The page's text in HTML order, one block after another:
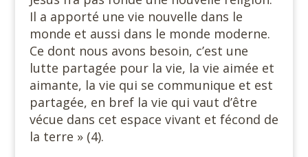
Il a apporté une vie nouvelle dans le
monde et aussi dans le monde moderne.
Ce dont nous avons besoin, c’est une
lutte partagée pour la vie, la vie aimée et
aimante, la vie qui se communique et est
partagée, en bref la vie qui vaut d’être
vécue dans cet espace vivant et fécond de
la terre » (4).